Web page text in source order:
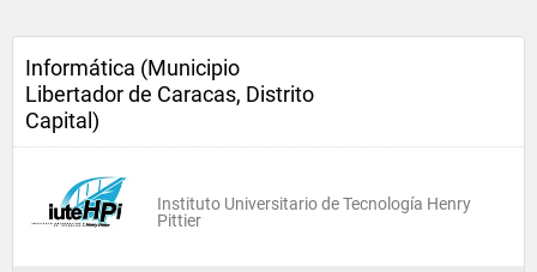
Informática (Municipio
Libertador de Caracas, Distrito
Capital)
Instituto Universitario de Tecnología Henry
Pittier